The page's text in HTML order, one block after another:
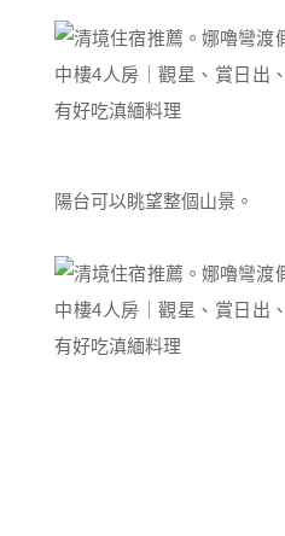
陽台可以眺望整個山景。